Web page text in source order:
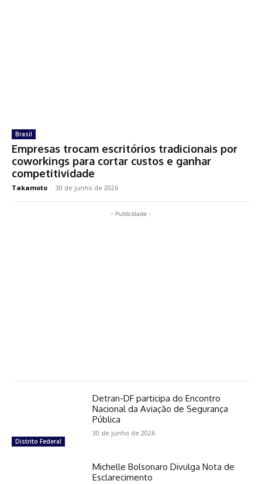
Brasil
Empresas trocam escritórios tradicionais por
coworkings para cortar custos e ganhar
competitividade
Takamoto - 30 de junho de 2026
- Publicidade -
Distrito Federal
Detran-DF participa do Encontro
Nacional da Aviação de Segurança
Pública
30 de junho de 2026
Michelle Bolsonaro Divulga Nota de
Esclarecimento